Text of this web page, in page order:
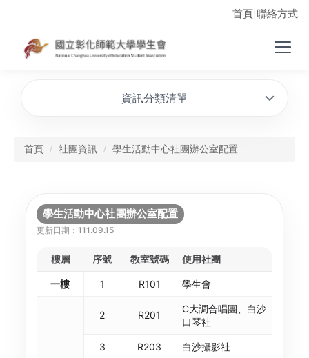
首頁 聯絡方式
資訊分類清單
首頁 社團資訊 學生活動中心社團辦公室配置
學生活動中心社團辦公室配置
更新日期：111.09.15
樓層 序號 教室號碼 使用社團
一樓 1 R101 學生會
2 R201
C大調合唱團、白沙
口琴社
3 R203 白沙攝影社